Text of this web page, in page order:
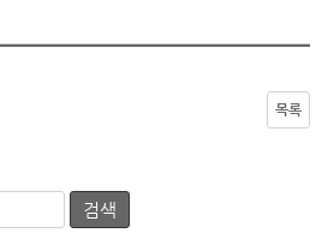
목록
검색